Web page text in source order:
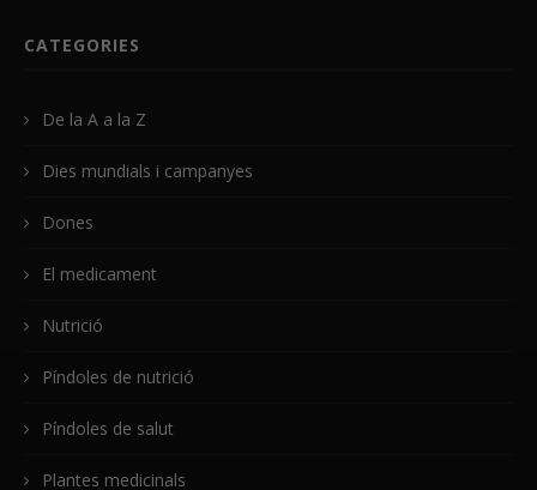
CATEGORIES
De la A a la Z
Dies mundials i campanyes
Dones
El medicament
Nutrició
Píndoles de nutrició
Píndoles de salut
Plantes medicinals